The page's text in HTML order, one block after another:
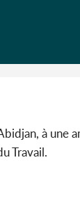
à une
Travail.